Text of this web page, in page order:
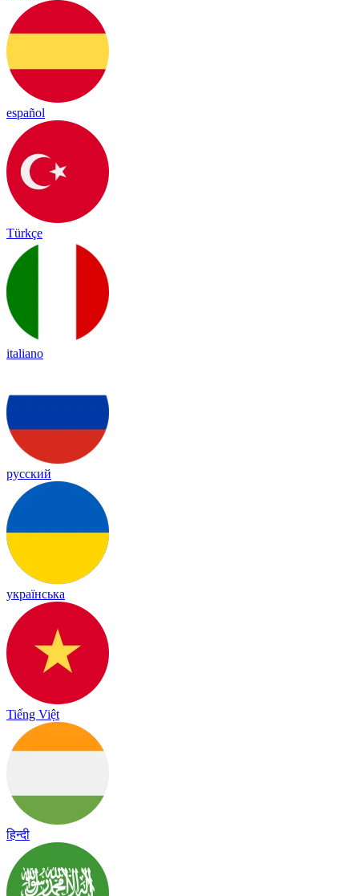
español
Türkçe
italiano
русский
українська
Tiếng Việt
हिन्दी